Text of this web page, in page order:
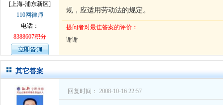
[上海-浦东新区]
110网律师
电话：
8388607积分
规，应适用劳动法的规定。
提问者对最佳答案的评价：
谢谢
其它答案
回复时间： 2008-10-16 22:57